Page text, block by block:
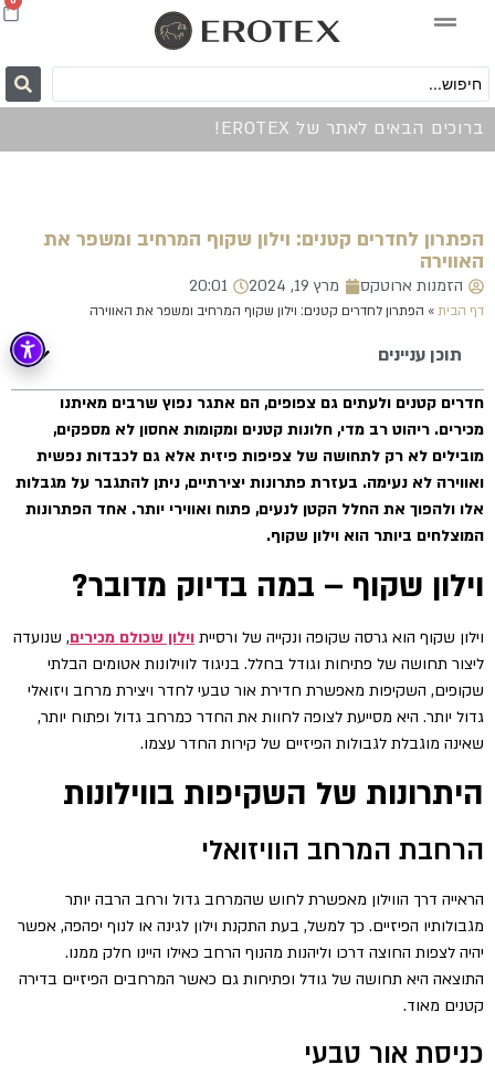
ברוכים הבאים לאתר של EROTEX!
הפתרון לחדרים קטנים: וילון שקוף המרחיב ומשפר את
האווירה
הזמנות ארוטקס מרץ 19, 2024 20:01
דף הבית» הפתרון לחדרים קטנים: וילון שקוף המרחיב ומשפר את האווירה
תוכן עניינים
חדרים קטנים ולעתים גם צפופים, הם אתגר נפוץ שרבים מאיתנו
מכירים. ריהוט רב מדי, חלונות קטנים ומקומות אחסון לא מספקים,
מובילים לא רק לתחושה של צפיפות פיזית אלא גם לכבדות נפשית
ואווירה לא נעימה. בעזרת פתרונות יצירתיים, ניתן להתגבר על מגבלות
אלו ולהפוך את החלל הקטן לנעים, פתוח ואווירי יותר. אחד הפתרונות
המוצלחים ביותר הוא וילון שקוף.
וילון שקוף – במה בדיוק מדובר?
וילון שקוף הוא גרסה שקופה ונקייה של ורסיית וילון שכולם מכירים, שנועדה
ליצור תחושה של פתיחות וגודל בחלל. בניגוד לווילונות אטומים הבלתי
שקופים, השקיפות מאפשרת חדירת אור טבעי לחדר ויצירת מרחב ויזואלי
גדול יותר. היא מסייעת לצופה לחוות את החדר כמרחב גדול ופתוח יותר,
שאינה מוגבלת לגבולות הפיזיים של קירות החדר עצמו.
היתרונות של השקיפות בווילונות
הרחבת המרחב הוויזואלי
הראייה דרך הווילון מאפשרת לחוש שהמרחב גדול ורחב הרבה יותר
מגבולותיו הפיזיים. כך למשל, בעת התקנת וילון לגינה או לנוף יפהפה, אפשר
יהיה לצפות החוצה דרכו וליהנות מהנוף הרחב כאילו היינו חלק ממנו.
התוצאה היא תחושה של גודל ופתיחות גם כאשר המרחבים הפיזיים בדירה
קטנים מאוד.
כניסת אור טבעי